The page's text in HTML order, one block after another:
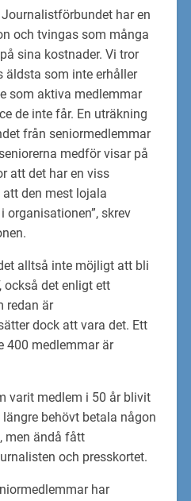
har en
och tvingas som många
sina kostnader. Vi tror
äldsta som inte erhåller
som aktiva medlemmar
de inte får. En uträkning
från seniormedlemmar
medför visar på
att det har en viss
den mest lojala
organisationen”, skrev
alltså inte möjligt att bli
också det enligt ett
redan är
dock att vara det. Ett
400 medlemmar är
varit medlem i 50 år blivit
behövt betala någon
men ändå fått
och presskortet.
har